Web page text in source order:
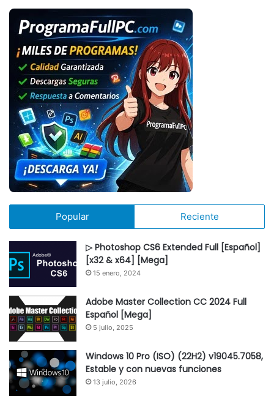
Popular Reciente
▷ Photoshop CS6 Extended Full [Español]
[x32 & x64] [Mega]
15 enero, 2024
Adobe Master Collection CC 2024 Full
Español [Mega]
5 julio, 2025
Windows 10 Pro (ISO) (22H2) v19045.7058,
Estable y con nuevas funciones
13 julio, 2026